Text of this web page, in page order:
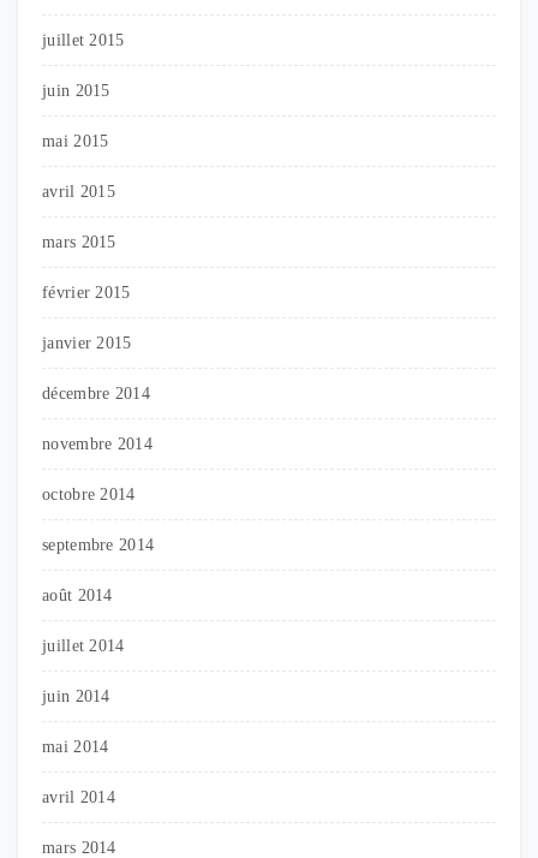
juillet 2015
juin 2015
mai 2015
avril 2015
mars 2015
février 2015
janvier 2015
décembre 2014
novembre 2014
octobre 2014
septembre 2014
août 2014
juillet 2014
juin 2014
mai 2014
avril 2014
mars 2014